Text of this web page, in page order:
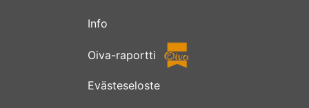
Info
Oiva-raportti
Evästeseloste